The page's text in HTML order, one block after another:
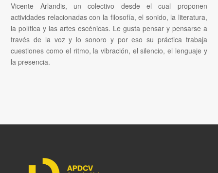
Vicente Arlandis, un colectivo desde el cual proponen
actividades relacionadas con la filosofía, el sonido, la literatura,
la política y las artes escénicas. Le gusta pensar y pensarse a
través de la voz y lo sonoro y por eso su práctica trabaja
cuestiones como el ritmo, la vibración, el silencio, el lenguaje y
la presencia.